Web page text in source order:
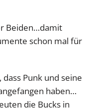
Beiden…damit
schon mal für
Punk und seine
haben…
die Bucks in